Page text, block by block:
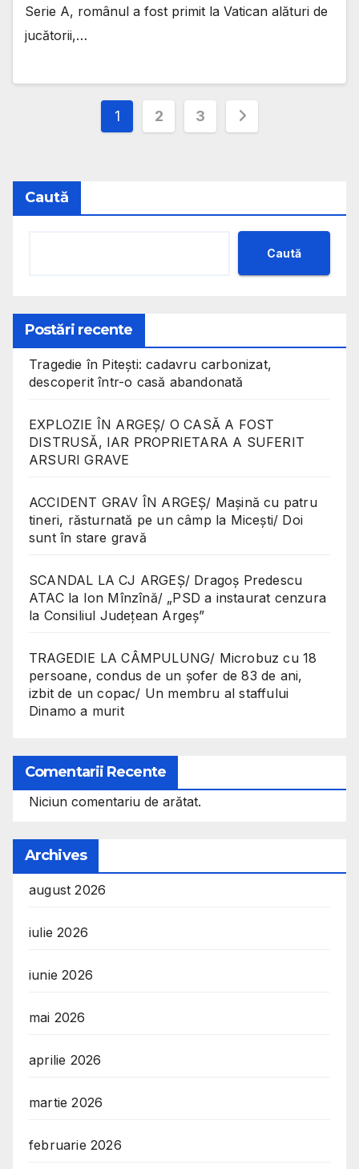
Serie A, românul a fost primit la Vatican alături de
jucătorii,…
Paginație
1 2 3
Caută
Caută
Postări recente
Tragedie în Pitești: cadavru carbonizat,
descoperit într-o casă abandonată
EXPLOZIE ÎN ARGEȘ/ O CASĂ A FOST
DISTRUSĂ, IAR PROPRIETARA A SUFERIT
ARSURI GRAVE
ACCIDENT GRAV ÎN ARGEȘ/ Mașină cu patru
tineri, răsturnată pe un câmp la Micești/ Doi
sunt în stare gravă
SCANDAL LA CJ ARGEȘ/ Dragoș Predescu
ATAC la Ion Mînzînă/ „PSD a instaurat cenzura
la Consiliul Județean Argeș”
TRAGEDIE LA CÂMPULUNG/ Microbuz cu 18
persoane, condus de un șofer de 83 de ani,
izbit de un copac/ Un membru al staffului
Dinamo a murit
Comentarii Recente
Niciun comentariu de arătat.
Archives
august 2026
iulie 2026
iunie 2026
mai 2026
aprilie 2026
martie 2026
februarie 2026